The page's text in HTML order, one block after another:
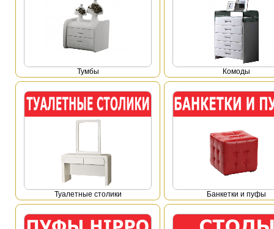
Тумбы Комоды
Туалетные столики Банкетки и пуфы